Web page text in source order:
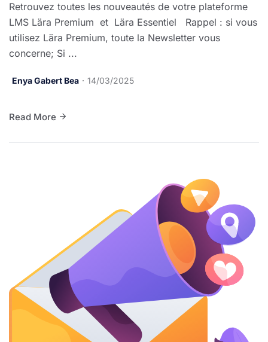
Retrouvez toutes les nouveautés de votre plateforme
LMS Lära Premium et Lära Essentiel Rappel : si vous
utilisez Lära Premium, toute la Newsletter vous
concerne; Si ...
Enya Gabert Bea 14/03/2025
Read More